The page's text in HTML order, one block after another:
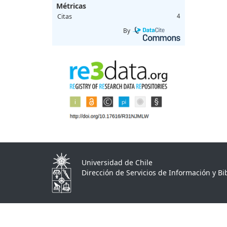
Métricas
Citas 4
By
Universidad de Chile
Dirección de Servicios de Información y